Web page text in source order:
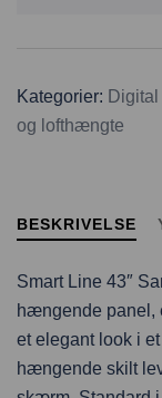
Kategorier:
og lofthængte
BESKRIVELSE
Smart Line 43″
hængende panel,
et elegant look i
hængende skilt